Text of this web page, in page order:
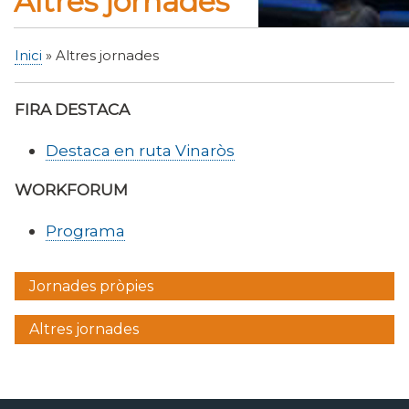
Inici Altres jornades
FIRA DESTACA
Destaca en ruta Vinaròs
WORKFORUM
Programa
Menú
lateral
jornardes
Jornades pròpies
Altres jornades